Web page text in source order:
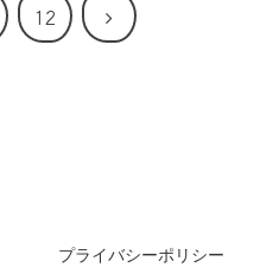
12
次
プライバシーポリシー